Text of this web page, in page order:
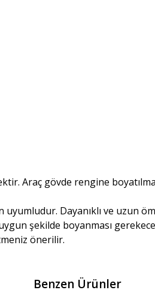
Araç gövde rengine
Dayanıklı ve uzun
şekilde boyanması
önerilir.
Benzen Ürünler